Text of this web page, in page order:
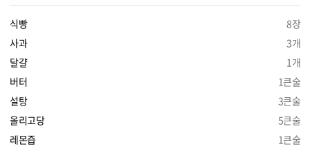
식빵
8장
사과
3개
달걀
1개
버터
1큰술
설탕
3큰술
올리고당
5큰술
레몬즙
1큰술